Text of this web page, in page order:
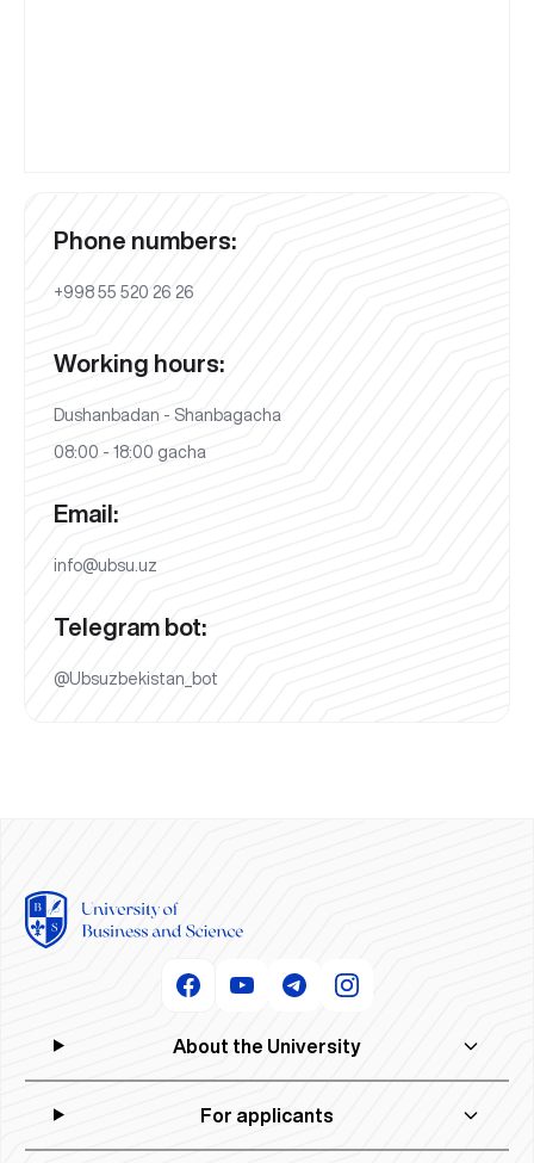
Phone numbers:
+998 55 520 26 26
Working hours:
Dushanbadan - Shanbagacha
08:00 - 18:00 gacha
Email:
info@ubsu.uz
Telegram bot:
@Ubsuzbekistan_bot
About the University
For applicants